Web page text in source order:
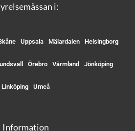
i:
Uppsala Mälardalen Helsingborg
Örebro Värmland Jönköping
Linköping Umeå
Information